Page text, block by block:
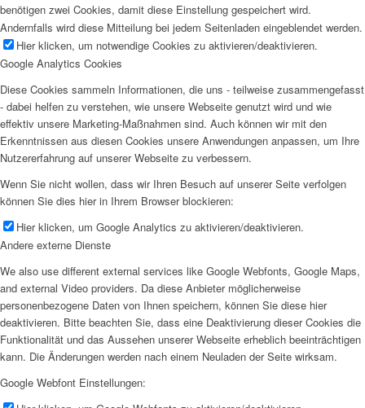
benötigen zwei Cookies, damit diese Einstellung gespeichert wird.
Andernfalls wird diese Mitteilung bei jedem Seitenladen eingeblendet werden.
Hier klicken, um notwendige Cookies zu aktivieren/deaktivieren.
Google Analytics Cookies
Diese Cookies sammeln Informationen, die uns - teilweise zusammengefasst
- dabei helfen zu verstehen, wie unsere Webseite genutzt wird und wie
effektiv unsere Marketing-Maßnahmen sind. Auch können wir mit den
Erkenntnissen aus diesen Cookies unsere Anwendungen anpassen, um Ihre
Nutzererfahrung auf unserer Webseite zu verbessern.
Wenn Sie nicht wollen, dass wir Ihren Besuch auf unserer Seite verfolgen
können Sie dies hier in Ihrem Browser blockieren:
Hier klicken, um Google Analytics zu aktivieren/deaktivieren.
Andere externe Dienste
We also use different external services like Google Webfonts, Google Maps,
and external Video providers. Da diese Anbieter möglicherweise
personenbezogene Daten von Ihnen speichern, können Sie diese hier
deaktivieren. Bitte beachten Sie, dass eine Deaktivierung dieser Cookies die
Funktionalität und das Aussehen unserer Webseite erheblich beeinträchtigen
kann. Die Änderungen werden nach einem Neuladen der Seite wirksam.
Google Webfont Einstellungen: